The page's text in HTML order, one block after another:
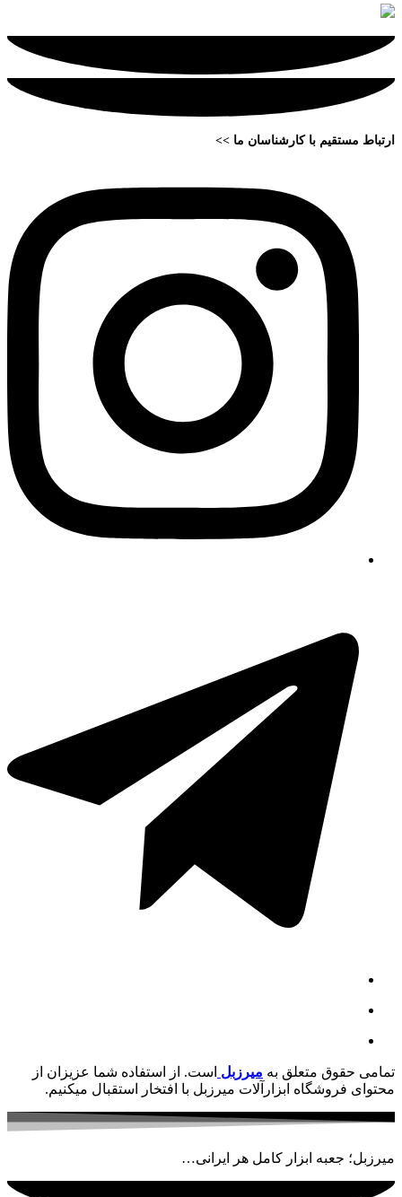
ارتباط مستقیم با کارشناسان ما >>
تمامی حقوق متعلق به میرزبل است. از استفاده شما عزیزان از
محتوای فروشگاه ابزارآلات میرزبل با افتخار استقبال میکنیم.
میرزبل؛ جعبه ابزار کامل هر ایرانی…